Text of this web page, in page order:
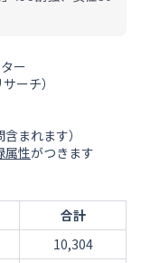
ー
ーチ）
まれます）
属性がつきます
合計
10,304